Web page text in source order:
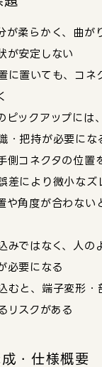
が柔らかく、曲が
が安定しない
に置いても、コネ
ピックアップには
・把持が必要にな
側コネクタの位置
差により微小なズ
や角度が合わない
みではなく、人の
必要になる
むと、端子変形・
リスクがある
・仕様概要